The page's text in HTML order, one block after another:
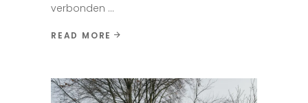
verbonden
READ MORE